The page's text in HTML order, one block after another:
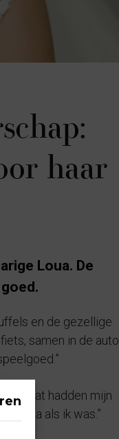
haar
Loua. De
en de gezellige
samen in de auto.
“Dat hadden mijn
drama als ik was.”